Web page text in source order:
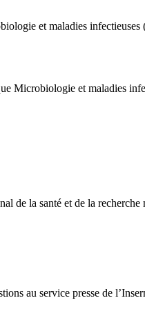
et maladies
Microbiologie et maladies
de la santé et de la recherche
au service presse de